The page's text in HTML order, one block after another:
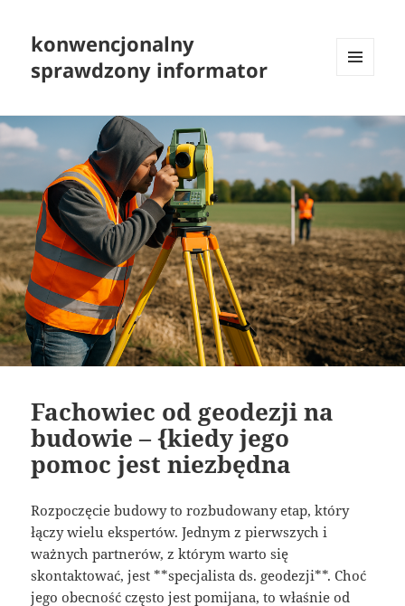
konwencjonalny
sprawdzony informator
WIDGETY
Fachowiec od geodezji na
budowie – {kiedy jego
pomoc jest niezbędna
Rozpoczęcie budowy to rozbudowany etap, który
łączy wielu ekspertów. Jednym z pierwszych i
ważnych partnerów, z którym warto się
skontaktować, jest **specjalista ds. geodezji**. Choć
jego obecność często jest pomijana, to właśnie od